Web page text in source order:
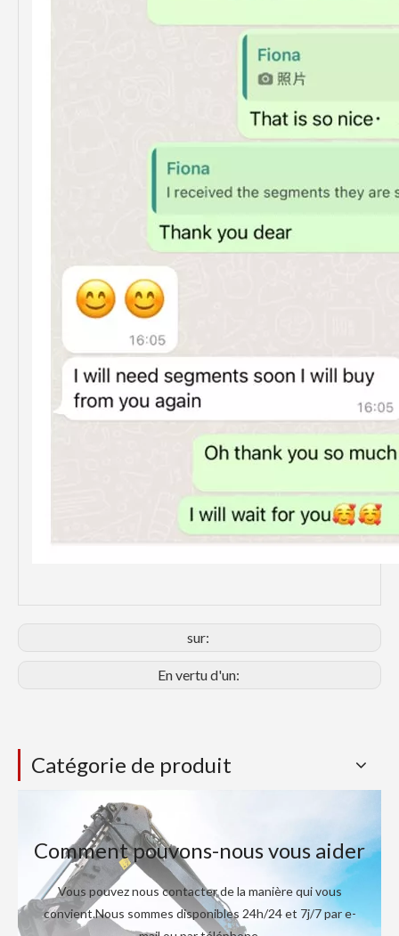
sur:
En vertu d'un:
Catégorie de produit
Comment pouvons-nous vous aider
Vous pouvez nous contacter de la manière qui vous
convient.Nous sommes disponibles 24h/24 et 7j/7 par e-